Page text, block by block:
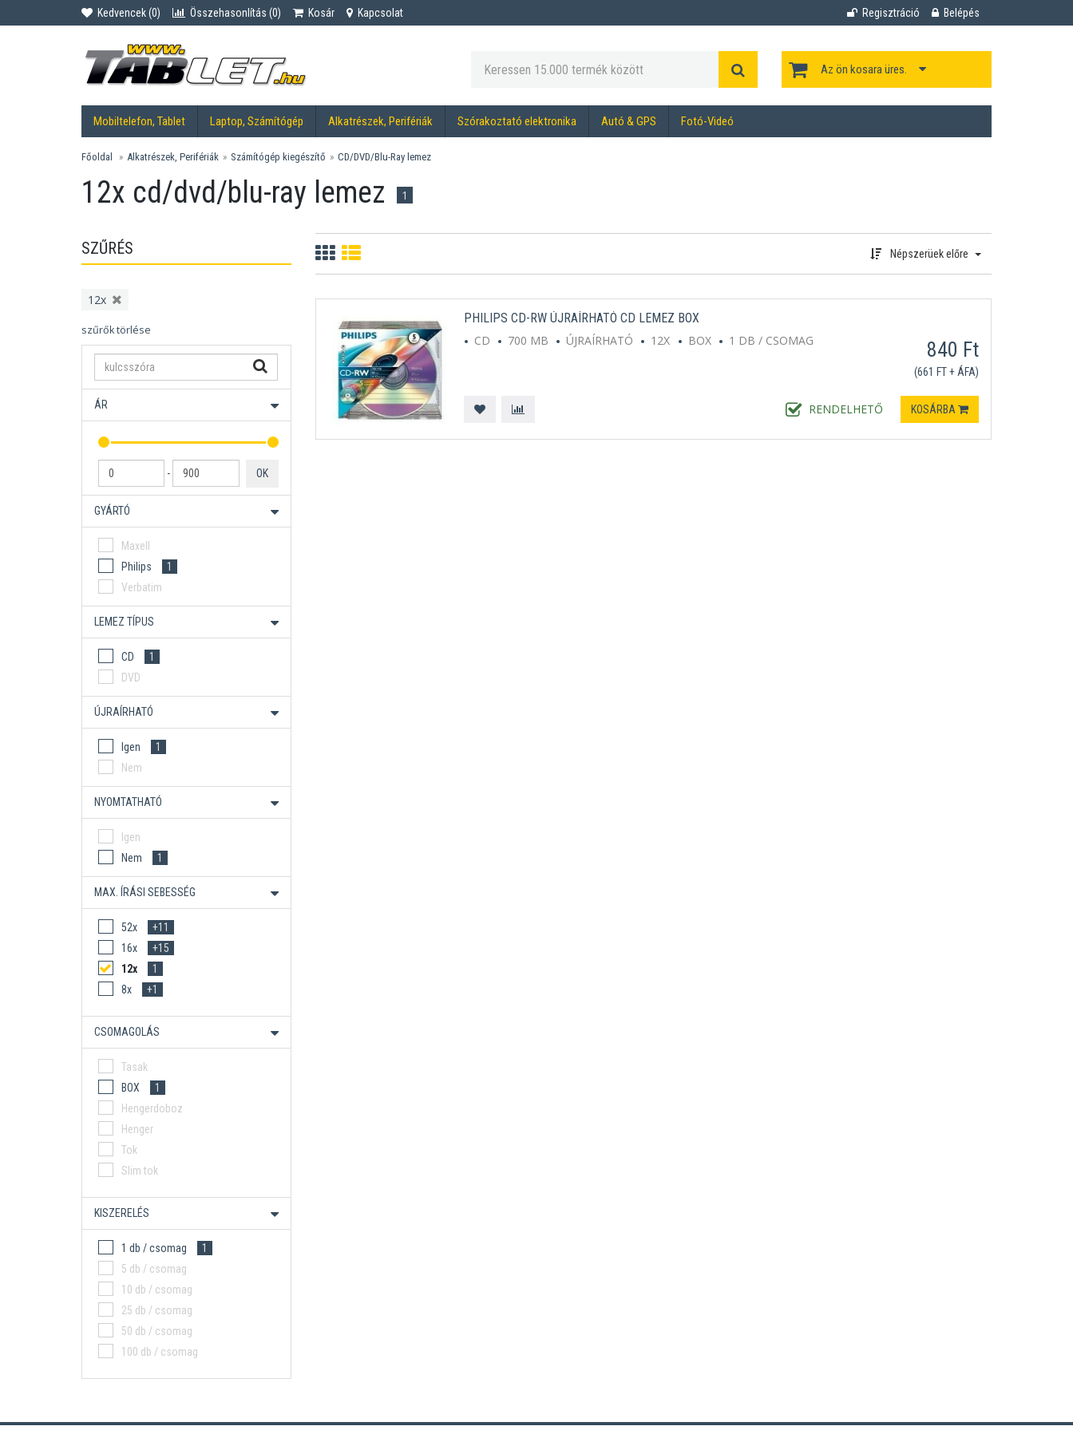
Kedvencek (0) Összehasonlítás (0) Kosár Kapcsolat Regisztráció Belépés
Az ön kosara üres.
Mobiltelefon, Tablet Laptop, Számítógép Alkatrészek, Perifériák Szórakoztató elektronika Autó & GPS Fotó-Videó
Főoldal Alkatrészek, Perifériák Számítógép kiegészítő CD/DVD/Blu-Ray lemez
12x cd/dvd/blu-ray lemez 1
SZŰRÉS
12x
szűrők törlése
ÁR
- OK
GYÁRTÓ
Maxell
Philips
1
Verbatim
LEMEZ TÍPUS
CD
1
DVD
ÚJRAÍRHATÓ
Igen
1
Nem
NYOMTATHATÓ
Igen
Nem
1
MAX. ÍRÁSI SEBESSÉG
52x
+11
16x
+15
12x
1
8x
+1
CSOMAGOLÁS
Tasak
BOX
1
Hengerdoboz
Henger
Tok
Slim tok
KISZERELÉS
1 db / csomag
1
5 db / csomag
10 db / csomag
25 db / csomag
50 db / csomag
100 db / csomag
Népszerüek előre
PHILIPS CD-RW ÚJRAÍRHATÓ CD LEMEZ BOX
CD
700 MB ÚJRAÍRHATÓ 12X BOX 1 DB / CSOMAG
RENDELHETŐ
840 Ft
(661 FT + ÁFA)
KOSÁRBA